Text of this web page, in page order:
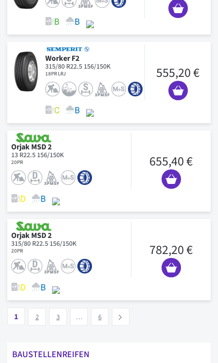
Worker F2
315/80 R22.5 156/150K
18PR LRJ 555,20 €
Orjak MSD 2
13 R22.5 156/150K
20PR 655,40 €
Orjak MSD 2
315/80 R22.5 156/150K
20PR 782,20 €
Vous lisez actuellement la page
1 2 3 … 6
BAUSTELLENREIFEN